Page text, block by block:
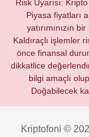
Risk Uyarısı:
Piyasa fiyatları
yatırımınızın
Kaldıraçlı işlemler
önce finansal
dikkatlice
bilgi amaçlı
Doğabilecek
Kriptofoni ©